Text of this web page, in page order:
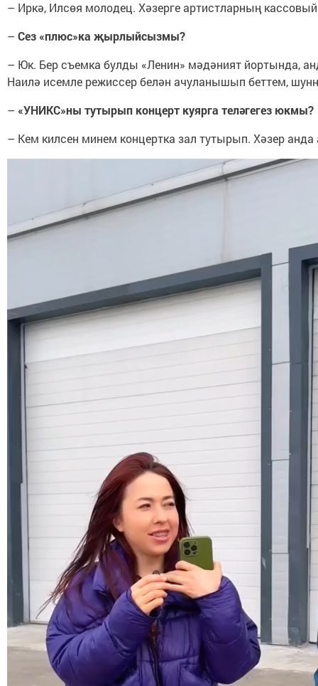
– Иркә, Илсөя молодец. Хәзерге артистларның
– Сез «плюс»ка җырлыйсызмы?
– Юк. Бер съемка булды «Ленин» мәдәният йортында,
Наилә исемле режиссер белән ачуланышып беттем,
– «УНИКС»ны тутырып концерт куярга теләгегез юкмы?
– Кем килсен минем концертка зал тутырып. Хәзер